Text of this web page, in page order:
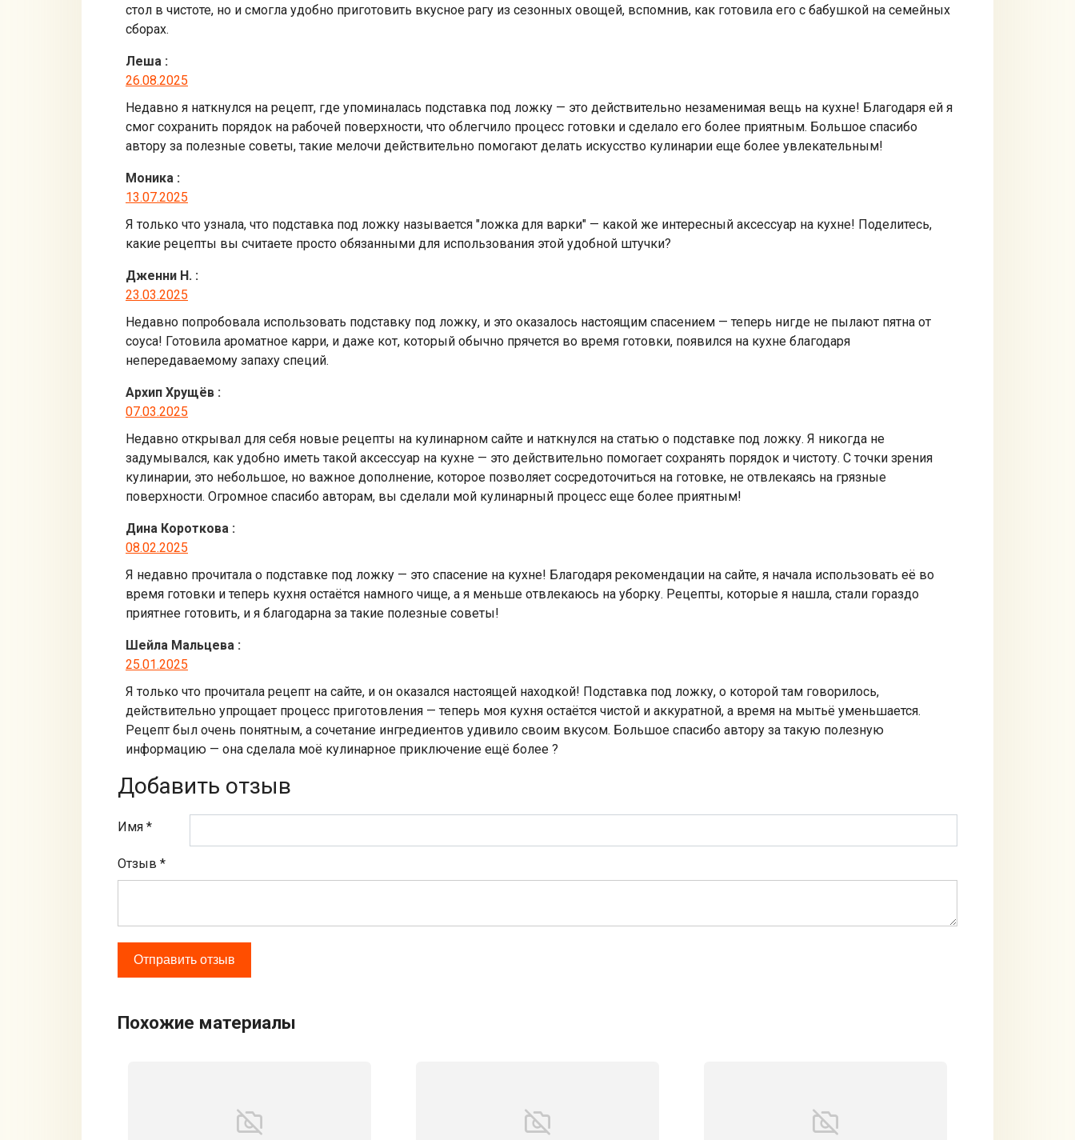
стол в чистоте, но и смогла удобно приготовить вкусное рагу из сезонных овощей, вспомнив, как готовила его с бабушкой на семейных
сборах.
Леша :
26.08.2025
Недавно я наткнулся на рецепт, где упоминалась подставка под ложку — это действительно незаменимая вещь на кухне! Благодаря ей я
смог сохранить порядок на рабочей поверхности, что облегчило процесс готовки и сделало его более приятным. Большое спасибо
автору за полезные советы, такие мелочи действительно помогают делать искусство кулинарии еще более увлекательным!
Моника :
13.07.2025
Я только что узнала, что подставка под ложку называется "ложка для варки" — какой же интересный аксессуар на кухне! Поделитесь,
какие рецепты вы считаете просто обязанными для использования этой удобной штучки?
Дженни Н. :
23.03.2025
Недавно попробовала использовать подставку под ложку, и это оказалось настоящим спасением — теперь нигде не пылают пятна от
соуса! Готовила ароматное карри, и даже кот, который обычно прячется во время готовки, появился на кухне благодаря
непередаваемому запаху специй.
Архип Хрущёв :
07.03.2025
Недавно открывал для себя новые рецепты на кулинарном сайте и наткнулся на статью о подставке под ложку. Я никогда не
задумывался, как удобно иметь такой аксессуар на кухне — это действительно помогает сохранять порядок и чистоту. С точки зрения
кулинарии, это небольшое, но важное дополнение, которое позволяет сосредоточиться на готовке, не отвлекаясь на грязные
поверхности. Огромное спасибо авторам, вы сделали мой кулинарный процесс еще более приятным!
Дина Короткова :
08.02.2025
Я недавно прочитала о подставке под ложку — это спасение на кухне! Благодаря рекомендации на сайте, я начала использовать её во
время готовки и теперь кухня остаётся намного чище, а я меньше отвлекаюсь на уборку. Рецепты, которые я нашла, стали гораздо
приятнее готовить, и я благодарна за такие полезные советы!
Шейла Мальцева :
25.01.2025
Я только что прочитала рецепт на сайте, и он оказался настоящей находкой! Подставка под ложку, о которой там говорилось,
действительно упрощает процесс приготовления — теперь моя кухня остаётся чистой и аккуратной, а время на мытьё уменьшается.
Рецепт был очень понятным, а сочетание ингредиентов удивило своим вкусом. Большое спасибо автору за такую полезную
информацию — она сделала моё кулинарное приключение ещё более ?
Добавить отзыв
Имя *
Отзыв *
Похожие материалы